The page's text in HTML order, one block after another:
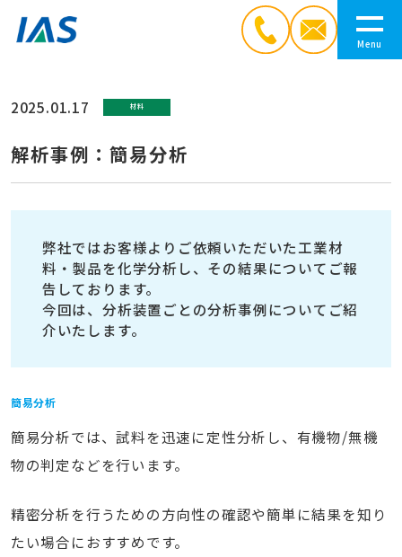
Menu
HOME
分析メニュー
お知らせ
注目コラム
採用情報
2025.01.17 材料
解析事例：簡易分析
弊社ではお客様よりご依頼いただいた工業材
料・製品を化学分析し、その結果についてご報
告しております。
今回は、分析装置ごとの分析事例についてご紹
介いたします。
簡易分析
簡易分析では、試料を迅速に定性分析し、有機物/無機
物の判定などを行います。
精密分析を行うための方向性の確認や簡単に結果を知り
たい場合におすすめです。